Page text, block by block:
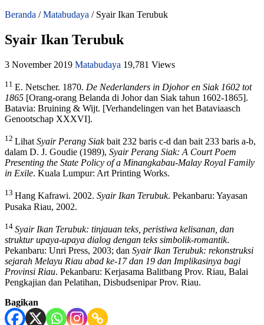
Beranda / Matabudaya / Syair Ikan Terubuk
Syair Ikan Terubuk
3 November 2019 Matabudaya 19,781 Views
11 E. Netscher. 1870. De Nederlanders in Djohor en Siak 1602 tot
1865 [Orang-orang Belanda di Johor dan Siak tahun 1602-1865].
Batavia: Bruining & Wijt. [Verhandelingen van het Bataviaasch
Genootschap XXXVI].
12 Lihat Syair Perang Siakbait 232 baris c-d dan bait 233 baris a-b,
dalam D. J. Goudie (1989), Syair Perang Siak: A Court Poem
Presenting the State Policy of a Minangkabau-Malay Royal Family
in Exile. Kuala Lumpur: Art Printing Works.
13 Hang Kafrawi. 2002. Syair Ikan Terubuk. Pekanbaru: Yayasan
Pusaka Riau, 2002.
14 Syair Ikan Terubuk: tinjauan teks, peristiwa kelisanan, dan
struktur upaya-upaya dialog dengan teks simbolik-romantik.
Pekanbaru: Unri Press, 2003; dan Syair Ikan Terubuk: rekonstruksi
sejarah Melayu Riau abad ke-17 dan 19 dan Implikasinya bagi
Provinsi Riau. Pekanbaru: Kerjasama Balitbang Prov. Riau, Balai
Pengkajian dan Pelatihan, Disbudsenipar Prov. Riau.
Bagikan